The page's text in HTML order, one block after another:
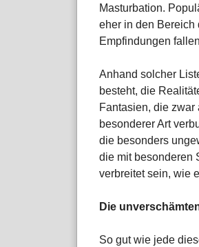
Masturbation.
eher in den Bereich
Empfindungen
Anhand solcher
besteht, die
Fantasien, die zwar
besonderer Art
die besonders
die mit besonderen
verbreitet sein, wie
Die
So gut wie jede